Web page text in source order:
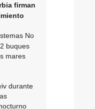
firman
No
buques
mares
durante